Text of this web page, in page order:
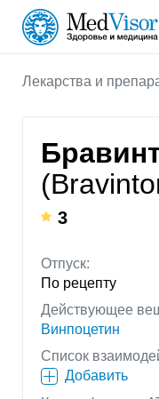
Лекарства и
3
Отпуск:
По рецепту
Действующее
Винпоцетин
Список
Добавить